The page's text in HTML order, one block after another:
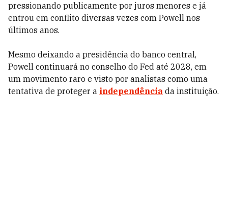
pressionando publicamente por juros menores e já
entrou em conflito diversas vezes com Powell nos
últimos anos.
Mesmo deixando a presidência do banco central,
Powell continuará no conselho do Fed até 2028, em
um movimento raro e visto por analistas como uma
tentativa de proteger a independência da instituição.